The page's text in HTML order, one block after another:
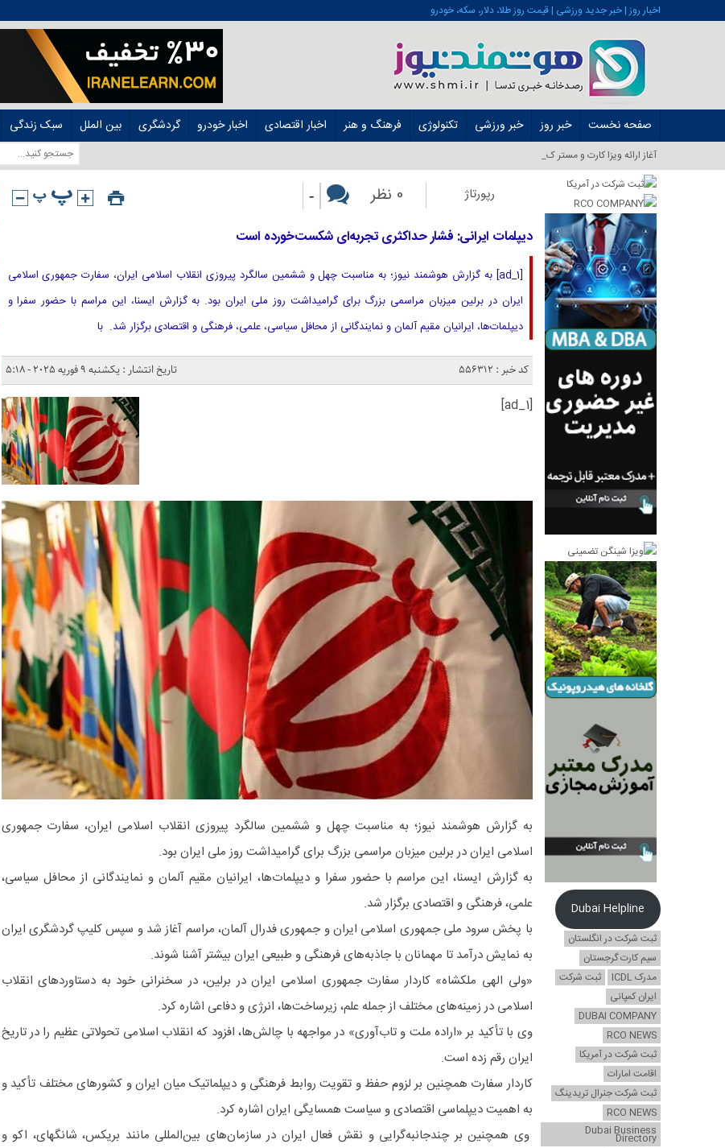
اخبار روز | خبر جدید ورزشی | قیمت روز طلا، دلار، سکه، خودرو
صفحه نخست خبر روز خبر ورزشی تکنولوژی فرهنگ و هنر اخبار اقتصادی اخبار خودرو گردشگری بین الملل سبک زندگی
آغاز ارائه ویزا کارت و مستر کارت در ایران از ش_
رپورتاژ 0 نظر -
دیپلمات ایرانی: فشار حداکثری تجربه‌ای شکست‌خورده است
[ad_1] به گزارش هوشمند نیوز؛ به مناسبت چهل و ششمین سالگرد پیروزی انقلاب اسلامی ایران، سفارت جمهوری اسلامی
ایران در برلین میزبان مراسمی بزرگ برای گرامیداشت روز ملی ایران بود. به گزارش ایسنا، این مراسم با حضور سفرا و
دیپلمات‌ها، ایرانیان مقیم آلمان و نمایندگانی از محافل سیاسی، علمی، فرهنگی و اقتصادی برگزار شد. با
کد خبر : 556312 تاریخ انتشار : یکشنبه 9 فوریه 2025 - 5:18
[ad_1]
به گزارش هوشمند نیوز؛ به مناسبت چهل و ششمین سالگرد پیروزی انقلاب اسلامی ایران، سفارت جمهوری
اسلامی ایران در برلین میزبان مراسمی بزرگ برای گرامیداشت روز ملی ایران بود.
به گزارش ایسنا، این مراسم با حضور سفرا و دیپلمات‌ها، ایرانیان مقیم آلمان و نمایندگانی از محافل سیاسی،
علمی، فرهنگی و اقتصادی برگزار شد.
با پخش سرود ملی جمهوری اسلامی ایران و جمهوری فدرال آلمان، مراسم آغاز شد و سپس کلیپ گردشگری ایران
به نمایش درآمد تا مهمانان با جاذبه‌های فرهنگی و طبیعی ایران بیشتر آشنا شوند.
«ولی الهی ملکشاه» کاردار سفارت جمهوری اسلامی ایران در برلین، در سخنرانی خود به دستاوردهای انقلاب
اسلامی در زمینه‌های مختلف از جمله علم، زیرساخت‌ها، انرژی و دفاعی اشاره کرد.
وی با تأکید بر «اراده ملت و تاب‌آوری» در مواجهه با چالش‌ها، افزود که انقلاب اسلامی تحولاتی عظیم را در تاریخ
ایران رقم زده است.
کاردار سفارت همچنین بر لزوم حفظ و تقویت روابط فرهنگی و دیپلماتیک میان ایران و کشورهای مختلف تأکید و
به اهمیت دیپلماسی اقتصادی و سیاست همسایگی ایران اشاره کرد.
وی همچنین بر چندجانبه‌گرایی و نقش فعال ایران در سازمان‌های بین‌المللی مانند بریکس، شانگهای، اکو و
Dubai Helpline
ثبت شرکت در انگلستان
سیم کارت گرجستان
مدرک ICDL
ثبت شرکت
ایران کمپانی
DUBAI COMPANY
RCO NEWS
ثبت شرکت در آمریکا
اقامت امارات
ثبت شرکت جنرال تریدینگ
RCO NEWS
Dubai Business
Directory